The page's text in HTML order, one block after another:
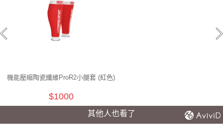
機能壓縮陶瓷纖維ProR2小腿套 (紅色)
$1000
其他人也看了